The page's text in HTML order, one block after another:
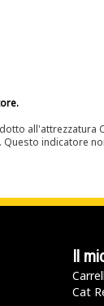
all'attrezzatura
indicatore
Il
Cat